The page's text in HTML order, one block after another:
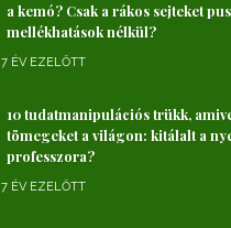
a kemó? Csak a rákos sejteket
mellékhatások nélkül?
7 ÉV EZELŐTT
10 tudatmanipulációs trükk,
tömegeket a világon: kitálalt a
professzora?
7 ÉV EZELŐTT